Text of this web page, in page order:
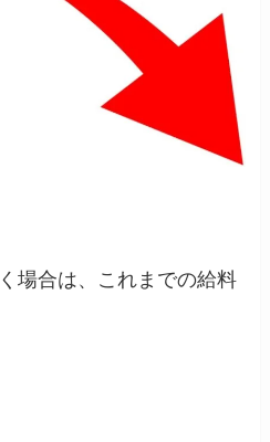
場合は、これまでの給料